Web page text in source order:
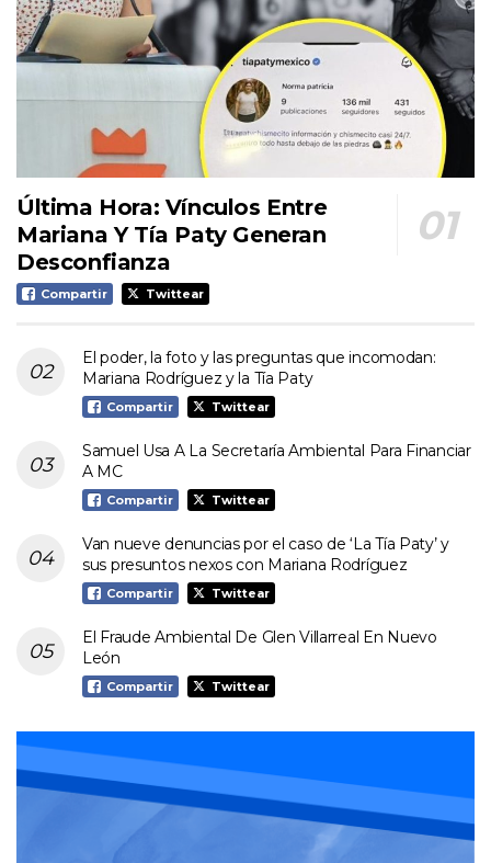
Última Hora: Vínculos Entre
Mariana Y Tía Paty Generan
Desconfianza
Compartir Twittear
El poder, la foto y las preguntas que incomodan:
Mariana Rodríguez y la Tía Paty
Compartir Twittear
Samuel Usa A La Secretaría Ambiental Para Financiar
A MC
Compartir Twittear
Van nueve denuncias por el caso de ‘La Tía Paty’ y
sus presuntos nexos con Mariana Rodríguez
Compartir Twittear
El Fraude Ambiental De Glen Villarreal En Nuevo
León
Compartir Twittear